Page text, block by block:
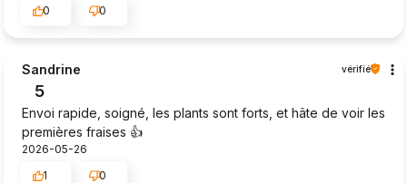
0
0
Sandrine vérifié
5
Envoi rapide, soigné, les plants sont forts, et hâte de voir les
premières fraises 👍️
2026-05-26
1
0